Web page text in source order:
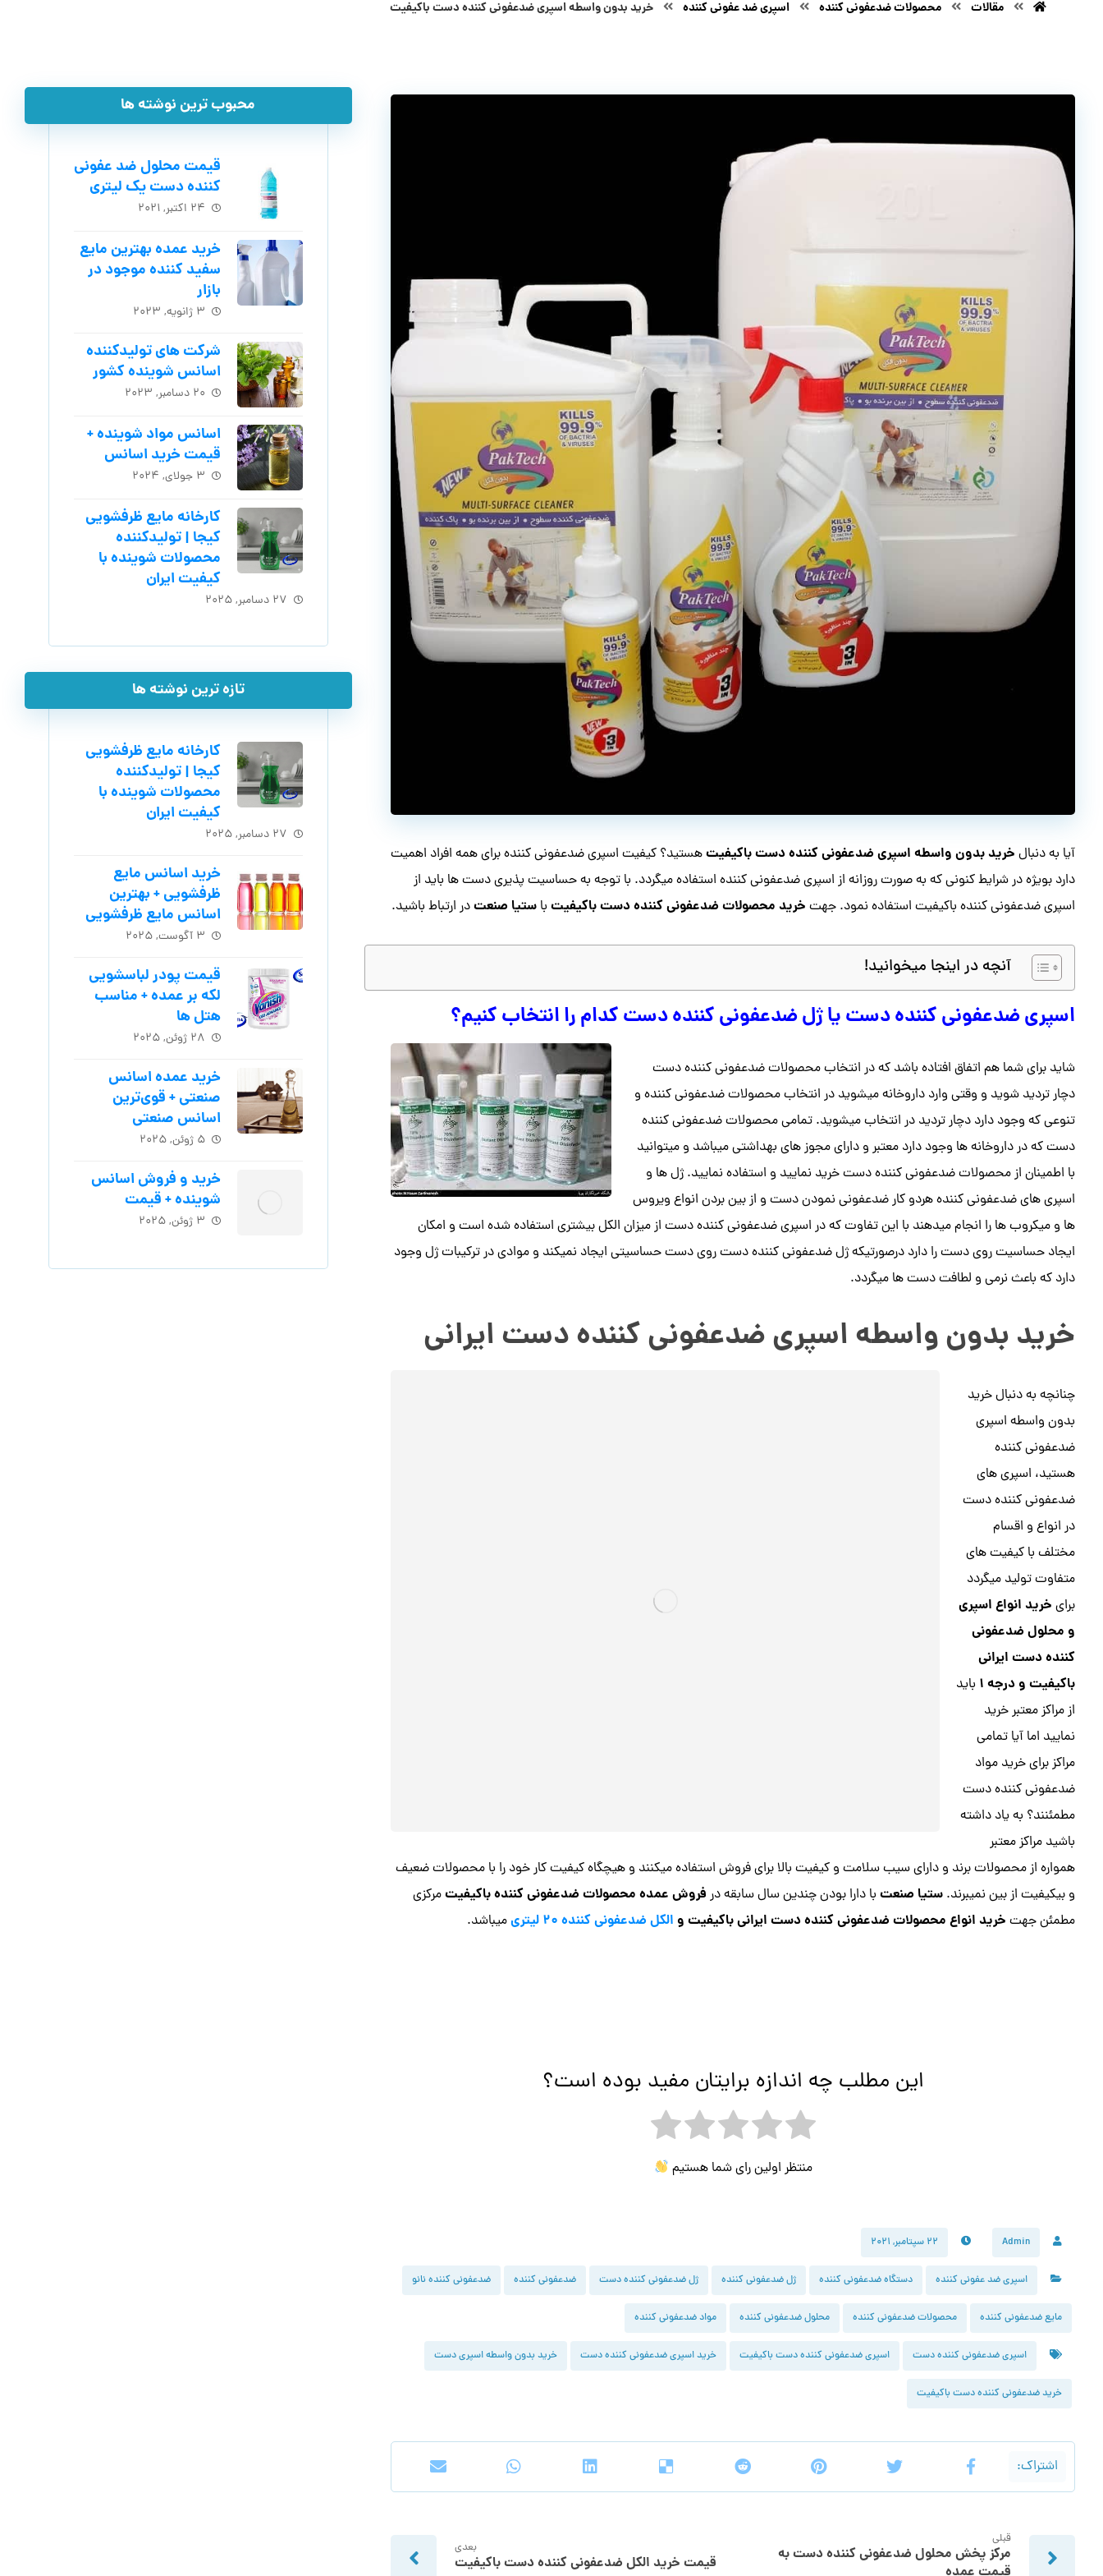
مقالات محصولات ضدعفونی کننده اسپری ضد عفونی کننده خرید بدون واسطه اسپری ضدعفونی کننده دست باکیفیت
آیا به دنبال خرید بدون واسطه اسپری ضدعفونی کننده دست باکیفیتهستید؟ کیفیت اسپری ضدعفونی کننده برای همه افراد اهمیت
دارد بویژه در شرایط کنونی که به صورت روزانه از اسپری ضدعفونی کننده استفاده میگردد. با توجه به حساسیت پذیری دست ها باید از
اسپری ضدعفونی کننده باکیفیت استفاده نمود. جهت خرید محصولات ضدعفونی کننده دست باکیفیتبا ستیا صنعتدر ارتباط باشید.
آنچه در اینجا میخوانید!
اسپری ضدعفونی کننده دست یا ژل ضدعفونی کننده دست کدام را انتخاب کنیم؟
شاید برای شما هم اتفاق افتاده باشد که در انتخاب محصولات ضدعفونی کننده دست
دچار تردید شوید و وقتی وارد داروخانه میشوید در انتخاب محصولات ضدعفونی کننده و
تنوعی که وجود دارد دچار تردید در انتخاب میشوید. تمامی محصولات ضدعفونی کننده
دست که در داروخانه ها وجود دارد معتبر و دارای مجوز های بهداشتی میباشد و میتوانید
با اطمینان از محصولات ضدعفونی کننده دست خرید نمایید و استفاده نمایید. ژل ها و
اسپری های ضدعفونی کننده هردو کار ضدعفونی نمودن دست و از بین بردن انواع ویروس
ها و میکروب ها را انجام میدهند با این تفاوت که در اسپری ضدعفونی کننده دست از میزان الکل بیشتری استفاده شده است و امکان
ایجاد حساسیت روی دست را دارد درصورتیکه ژل ضدعفونی کننده دست روی دست حساسیتی ایجاد نمیکند و موادی در ترکیبات ژل وجود
دارد که باعث نرمی و لطافت دست ها میگردد.
خرید بدون واسطه اسپری ضدعفونی کننده دست ایرانی
چنانچه به دنبال خرید
بدون واسطه اسپری
ضدعفونی کننده
هستید، اسپری های
ضدعفونی کننده دست
در انواع و اقسام
مختلف با کیفیت های
متفاوت تولید میگردد
برای خرید انواع اسپری
و محلول ضدعفونی
کننده دست ایرانی
باکیفیت و درجه ۱
باید
از مراکز معتبر خرید
نمایید اما آیا تمامی
مراکز برای خرید مواد
ضدعفونی کننده دست
مطمئنند؟ به یاد داشته
باشید مراکز معتبر
همواره از محصولات برند و دارای سیب سلامت و کیفیت بالا برای فروش استفاده میکنند و هیچگاه کیفیت کار خود را با محصولات ضعیف
و بیکیفیت از بین نمیبرند. ستیا صنعتبا دارا بودن چندین سال سابقه در فروش عمده محصولات ضدعفونی کننده باکیفیتمرکزی
مطمئن جهت خرید انواع محصولات ضدعفونی کننده دست ایرانی باکیفیت و الکل ضدعفونی کننده 20 لیتری میباشد.
این مطلب چه اندازه برایتان مفید بوده است؟
منتظر اولین رای شما هستیم
Admin ۲۲ سپتامبر, ۲۰۲۱
اسپری ضد عفونی کننده دستگاه ضدعفونی کننده ژل ضدعفونی کننده ژل ضدعفونی کننده دست ضدعفونی کننده ضدعفونی کننده نانو
مایع ضدعفونی کننده محصولات ضدعفونی کننده محلول ضدعفونی کننده مواد ضدعفونی کننده
اسپری ضدعفونی کننده دست اسپری ضدعفونی کننده دست باکیفیت خرید اسپری ضدعفونی کننده دست خرید بدون واسطه اسپری دست
خرید ضدعفونی کننده دست باکیفیت
قبلی
مرکز پخش محلول ضدعفونی کننده دست به
بعدی
قیمت خرید الکل ضدعفونی کننده دست باکیفیت
محبوب ترین نوشته ها
قیمت محلول ضد عفونی
کننده دست یک لیتری
۲۴ اکتبر, ۲۰۲۱
خرید عمده بهترین مایع
سفید کننده موجود در
بازار
۳ ژانویه, ۲۰۲۳
شرکت های تولیدکننده
اسانس شوینده کشور
۲۰ دسامبر, ۲۰۲۳
اسانس مواد شوینده +
قیمت خرید اسانس
۳ جولای, ۲۰۲۴
کارخانه مایع ظرفشویی
کیجا | تولیدکننده
محصولات شوینده با
کیفیت ایران
۲۷ دسامبر, ۲۰۲۵
تازه ترین نوشته ها
کارخانه مایع ظرفشویی
کیجا | تولیدکننده
محصولات شوینده با
کیفیت ایران
۲۷ دسامبر, ۲۰۲۵
خرید اسانس مایع
ظرفشویی + بهترین
اسانس مایع ظرفشویی
۳ آگوست, ۲۰۲۵
قیمت پودر لباسشویی
لکه بر عمده + مناسب
هتل ها
۲۸ ژوئن, ۲۰۲۵
خرید عمده اسانس
صنعتی + قوی‌ترین
اسانس‌ صنعتی
۵ ژوئن, ۲۰۲۵
خرید و فروش اسانس
شوینده + قیمت
۳ ژوئن, ۲۰۲۵